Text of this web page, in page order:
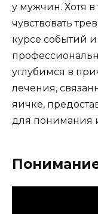
у мужчин. Хотя в
чувствовать
курсе событий
углубимся в
лечения,
яичке,
для понимания